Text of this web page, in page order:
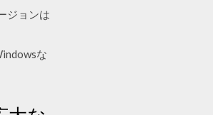
ジョンは
な